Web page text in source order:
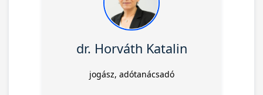
dr. Horváth Katalin
jogász, adótanácsadó